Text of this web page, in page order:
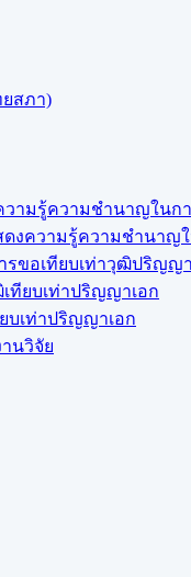
สภา)
วามรู้ความชำนาญในก
งความรู้ความชำนาญ
รขอเทียบเท่าวุฒิปริญญ
ทียบเท่าปริญญาเอก
บเท่าปริญญาเอก
นวิจัย